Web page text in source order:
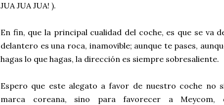
JUA JUA JUA! ).
En fin, que la principal cualidad del coche, es que se va
delantero es una roca, inamovible; aunque te pases,
hagas lo que hagas, la dirección es siempre sobresaliente.
Espero que este alegato a favor de nuestro coche no
marca coreana, sino para favorecer a